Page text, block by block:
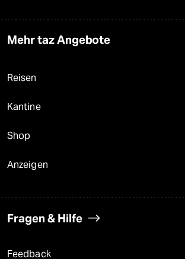
Mehr taz Angebote
Reisen
Kantine
Shop
Anzeigen
Fragen & Hilfe
Feedback